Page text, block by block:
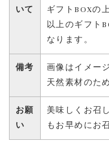
いて
ギフトBOXの
以上のギフト
なります。
備考
画像はイメー
天然素材のた
お願
い
美味しくお召
もお早めにお